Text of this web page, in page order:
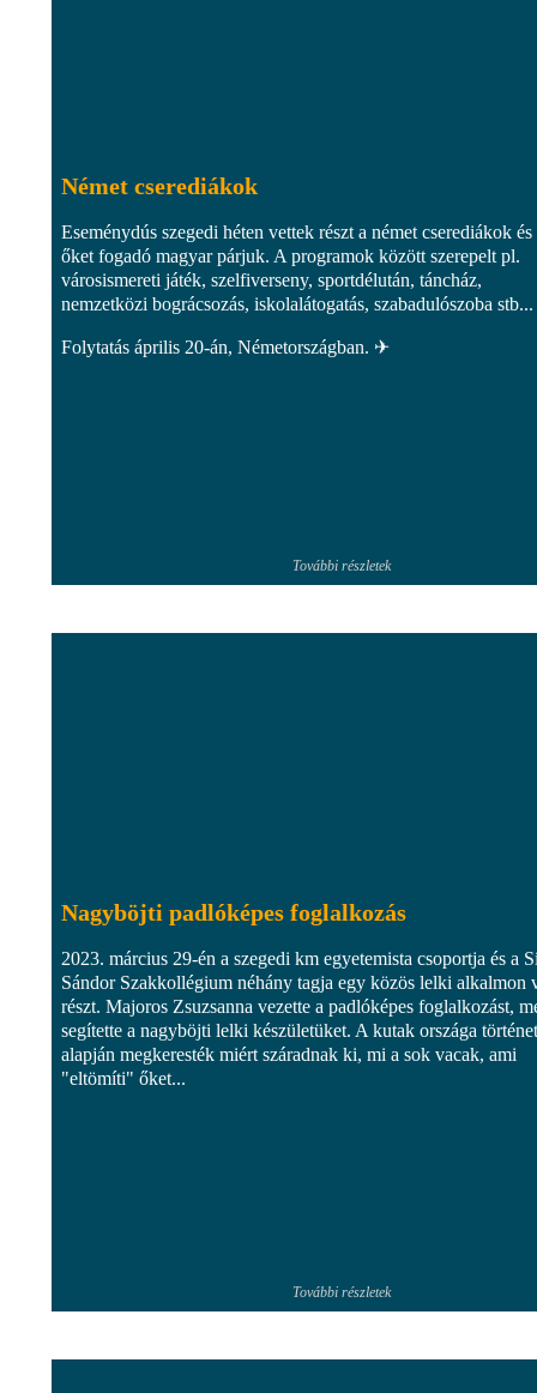
Német cserediákok
Eseménydús szegedi héten vettek részt a német cserediákok és
őket fogadó magyar párjuk. A programok között szerepelt pl.
városismereti játék, szelfiverseny, sportdélután, táncház,
nemzetközi bográcsozás, iskolalátogatás, szabadulószoba stb...
Folytatás április 20-án, Németországban. ✈
További részletek
Nagyböjti padlóképes foglalkozás
2023. március 29-én a szegedi km egyetemista csoportja és a
Sándor Szakkollégium néhány tagja egy közös lelki alkalmon
részt. Majoros Zsuzsanna vezette a padlóképes foglalkozást,
segítette a nagyböjti lelki készületüket. A kutak országa történet
alapján megkeresték miért száradnak ki, mi a sok vacak, ami
"eltömíti" őket...
További részletek